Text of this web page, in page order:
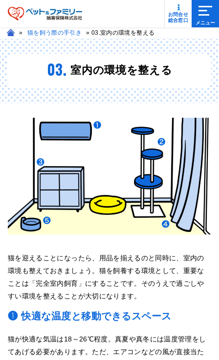
お問合せ
総合窓口
» 猫を飼う際の手引き »03.室内の環境を整える
03. 室内の環境を整える
猫を迎えることになったら、用品を揃えるのと同時に、室内の
環境も整えておきましょう。猫を飼養する環境として、重要な
ことは「完全室内飼育」にすることです。そのうえで過ごしや
すい環境を整えることが大切になります。
❶ 快適な温度と移動できるスペース
猫が快適な気温は18～26℃程度。真夏や真冬には温度管理をし
てあげる必要があります。ただ、エアコンなどの風が直接当た